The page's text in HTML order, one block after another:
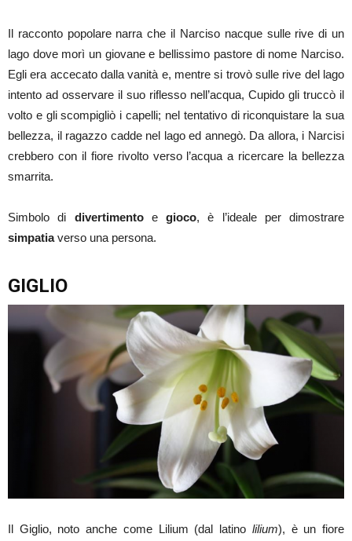
Il racconto popolare narra che il Narciso nacque sulle rive di un
lago dove morì un giovane e bellissimo pastore di nome Narciso.
Egli era accecato dalla vanità e, mentre si trovò sulle rive del lago
intento ad osservare il suo riflesso nell’acqua, Cupido gli truccò il
volto e gli scompigliò i capelli; nel tentativo di riconquistare la sua
bellezza, il ragazzo cadde nel lago ed annegò. Da allora, i Narcisi
crebbero con il fiore rivolto verso l’acqua a ricercare la bellezza
smarrita.
Simbolo di divertimentoe gioco, è l’ideale per dimostrare
simpatiaverso una persona.
GIGLIO
Il Giglio, noto anche come Lilium (dal latino lilium), è un fiore